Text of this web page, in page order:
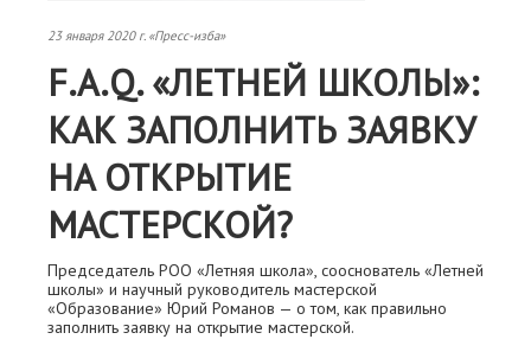
23 января 2020 г. «Пресс-изба»
F.A.Q. «ЛЕТНЕЙ ШКОЛЫ»:
КАК ЗАПОЛНИТЬ ЗАЯВКУ
НА ОТКРЫТИЕ
МАСТЕРСКОЙ?
Председатель РОО «Летняя школа», сооснователь «Летней
школы» и научный руководитель мастерской
«Образование» Юрий Романов — о том, как правильно
заполнить заявку на открытие мастерской.